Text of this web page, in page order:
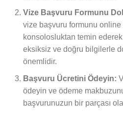
Vize Başvuru Formunu
vize başvuru formunu online
konsolosluktan temin
eksiksiz ve doğru bilgilerle
önemlidir.
Başvuru Ücretini Ödeyin:
ödeyin ve ödeme
başvurunuzun bir parçası